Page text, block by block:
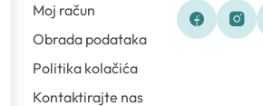
Moj račun
Obrada podataka
Politika kolačića
Kontaktirajte nas